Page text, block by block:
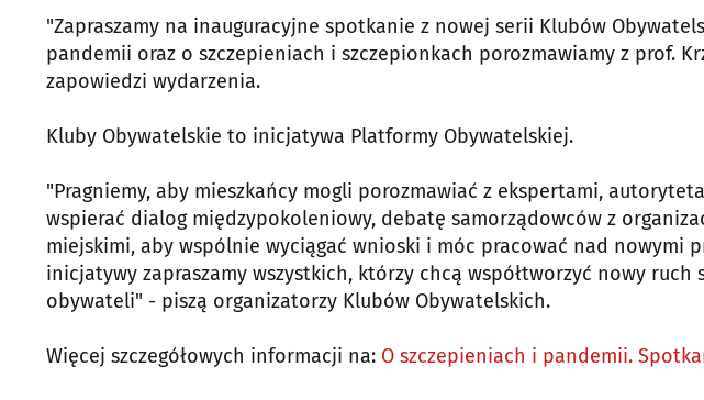
"Zapraszamy na inauguracyjne spotkanie z nowej serii Klubów
pandemii oraz o szczepieniach i szczepionkach porozmawiamy z prof.
zapowiedzi wydarzenia.
Kluby Obywatelskie to inicjatywa Platformy Obywatelskiej.
"Pragniemy, aby mieszkańcy mogli porozmawiać z ekspertami,
wspierać dialog międzypokoleniowy, debatę samorządowców z
miejskimi, aby wspólnie wyciągać wnioski i móc pracować nad nowymi
inicjatywy zapraszamy wszystkich, którzy chcą współtworzyć nowy ruch
obywateli" - piszą organizatorzy Klubów Obywatelskich.
Więcej szczegółowych informacji na: O szczepieniach i pandemii.